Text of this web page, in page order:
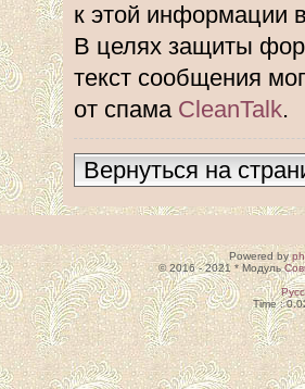
к этой информации
В целях защиты
текст сообщения
от спама CleanTalk.
Вернуться на
Powered by
© 2016 - 2021 * Модуль
Time :